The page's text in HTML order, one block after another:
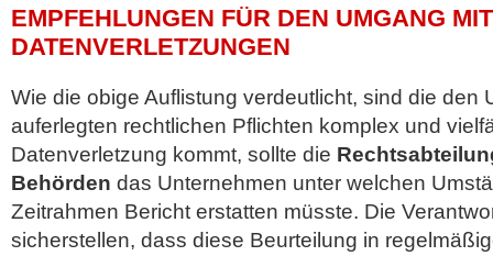
EMPFEHLUNGEN FÜR DEN UMGANG MIT
DATENVERLETZUNGEN
Wie die obige Auflistung verdeutlicht, sind die den
auferlegten rechtlichen Pflichten komplex und
Datenverletzung kommt, sollte die
Behörden das Unternehmen unter welchen
Zeitrahmen Bericht erstatten müsste. Die
sicherstellen, dass diese Beurteilung in